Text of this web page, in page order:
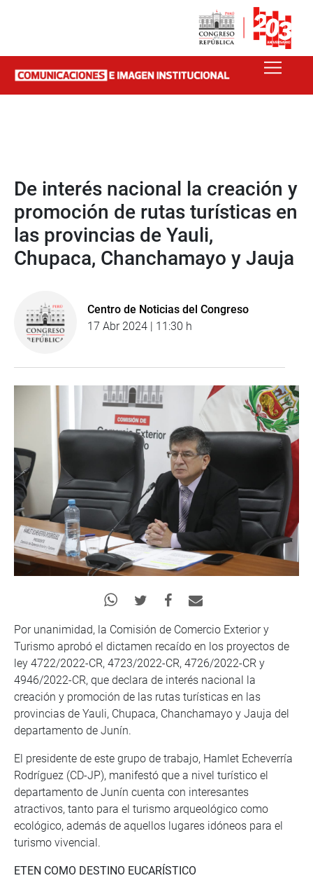
De interés nacional la creación y
promoción de rutas turísticas en
las provincias de Yauli,
Chupaca, Chanchamayo y Jauja
Centro de Noticias del Congreso
17 Abr 2024 | 11:30 h
Por unanimidad, la Comisión de Comercio Exterior y
Turismo aprobó el dictamen recaído en los proyectos de
ley 4722/2022-CR, 4723/2022-CR, 4726/2022-CR y
4946/2022-CR, que declara de interés nacional la
creación y promoción de las rutas turísticas en las
provincias de Yauli, Chupaca, Chanchamayo y Jauja del
departamento de Junín.
El presidente de este grupo de trabajo, Hamlet Echeverría
Rodríguez (CD-JP), manifestó que a nivel turístico el
departamento de Junín cuenta con interesantes
atractivos, tanto para el turismo arqueológico como
ecológico, además de aquellos lugares idóneos para el
turismo vivencial.
ETEN COMO DESTINO EUCARÍSTICO